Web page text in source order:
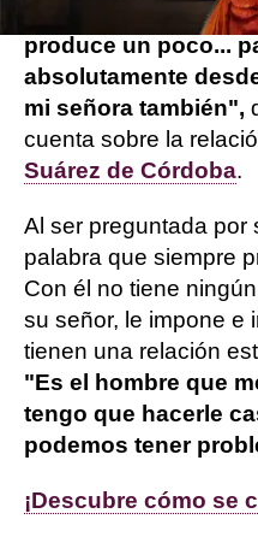
"Soy insignificante
produce un poco...
absolutamente
mi señora también",
cuenta sobre la
Suárez de Córdoba.
Al ser preguntada por
palabra que siempre
Con él no tiene
su señor, le impone e
tienen una relación
"Es el hombre que
tengo que hacerle
podemos tener
¡Descubre cómo se